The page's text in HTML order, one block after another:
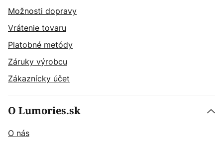
Možnosti dopravy
Vrátenie tovaru
Platobné metódy
Záruky výrobcu
Zákaznícky účet
O Lumories.sk
O nás